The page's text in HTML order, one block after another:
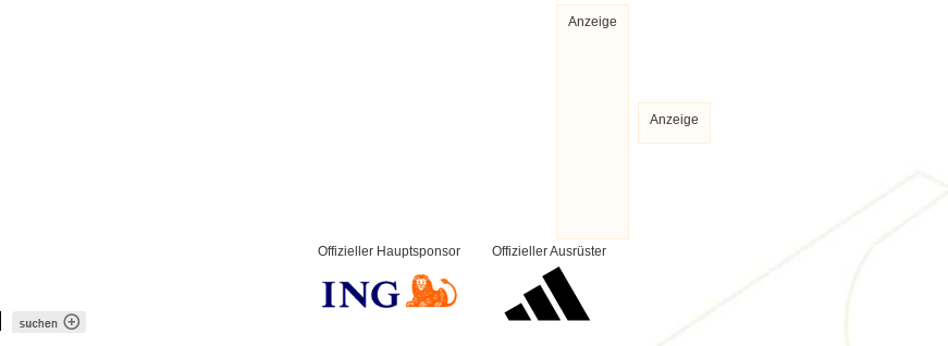
Anzeige
Offizieller Ausrüster
Offizieller Hauptsponsor
Anzeige